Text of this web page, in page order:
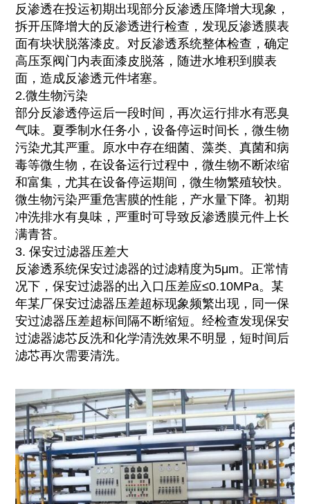
反渗透在投运初期出现部分反渗透压降增大现象，
拆开压降增大的反渗透进行检查，发现反渗透膜表
面有块状脱落漆皮。对反渗透系统整体检查，确定
高压泵阀门内表面漆皮脱落，随进水堆积到膜表
面，造成反渗透元件堵塞。
2.微生物污染
部分反渗透停运后一段时间，再次运行排水有恶臭
气味。夏季制水任务小，设备停运时间长，微生物
污染尤其严重。原水中存在细菌、藻类、真菌和病
毒等微生物，在设备运行过程中，微生物不断浓缩
和富集，尤其在设备停运期间，微生物繁殖较快。
微生物污染严重危害膜的性能，产水量下降。初期
冲洗排水有臭味，严重时可导致反渗透膜元件上长
满青苔。
3. 保安过滤器压差大
反渗透系统保安过滤器的过滤精度为5μm。正常情
况下，保安过滤器的出入口压差应≤0.10MPa。某
年某厂保安过滤器压差超标现象频繁出现，同一保
安过滤器压差超标间隔不断缩短。经检查发现保安
过滤器滤芯反洗和化学清洗效果不明显，短时间后
滤芯再次需要清洗。